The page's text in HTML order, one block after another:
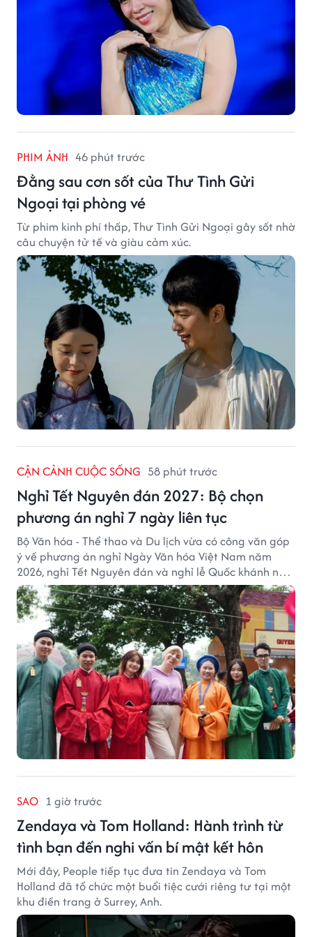
PHIM ẢNH 46 phút trước
Đằng sau cơn sốt của Thư Tình Gửi
Ngoại tại phòng vé
Từ phim kinh phí thấp, Thư Tình Gửi Ngoại gây sốt nhờ
câu chuyện tử tế và giàu cảm xúc.
CẬN CẢNH CUỘC SỐNG 58 phút trước
Nghỉ Tết Nguyên đán 2027: Bộ chọn
phương án nghỉ 7 ngày liên tục
Bộ Văn hóa - Thể thao và Du lịch vừa có công văn góp
ý về phương án nghỉ Ngày Văn hóa Việt Nam năm
2026, nghỉ Tết Nguyên đán và nghỉ lễ Quốc khánh năm
2027.
SAO 1 giờ trước
Zendaya và Tom Holland: Hành trình từ
tình bạn đến nghi vấn bí mật kết hôn
Mới đây, People tiếp tục đưa tin Zendaya và Tom
Holland đã tổ chức một buổi tiệc cưới riêng tư tại một
khu điền trang ở Surrey, Anh.